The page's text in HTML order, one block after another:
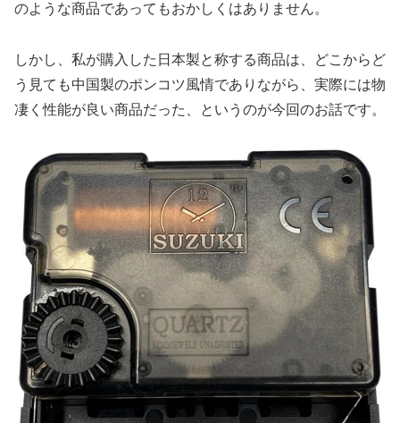
のような商品であってもおかしくはありません。
しかし、私が購入した日本製と称する商品は、どこからど
う見ても中国製のポンコツ風情でありながら、実際には物
凄く性能が良い商品だった、というのが今回のお話です。